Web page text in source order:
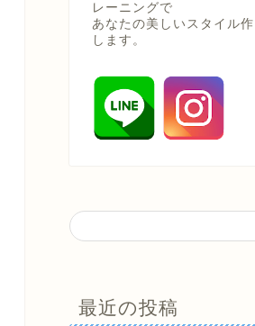
レーニングで
あなたの美しいスタイル
します。
最近の投稿